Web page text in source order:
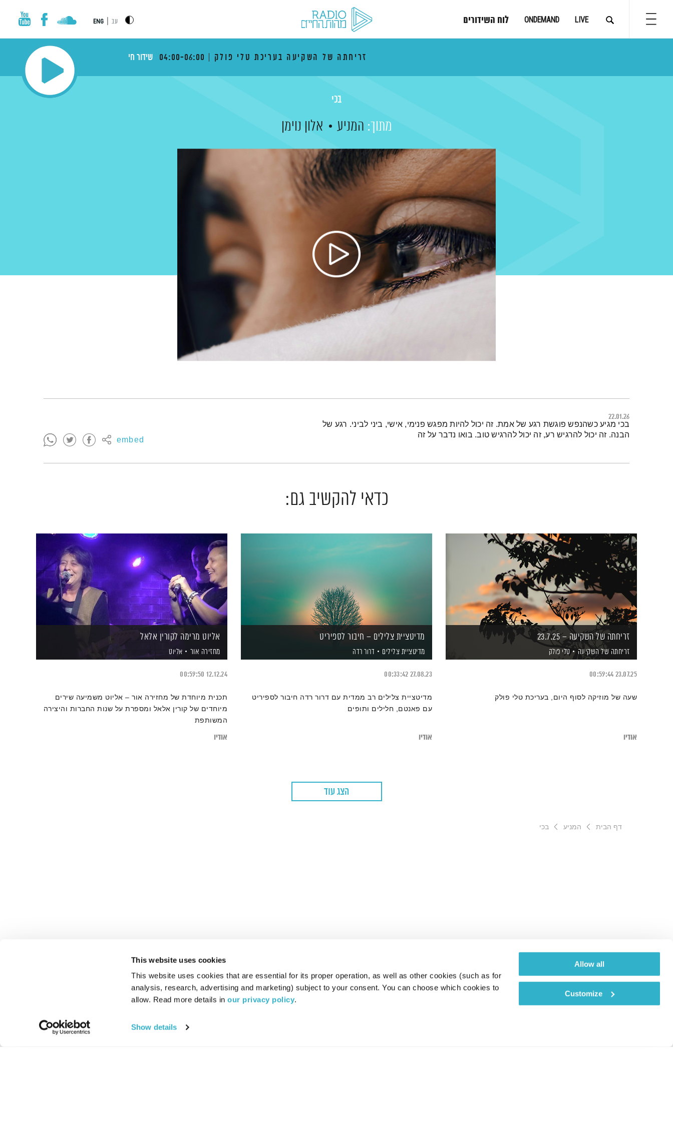
This website uses cookies
This website uses cookies that are essential for its proper operation, as well as other cookies (such as for
analysis, research, advertising and marketing) subject to your consent. You can choose which cookies to
allow. Read more details in our privacy policy.
Show details
Allow all
Customize
LIVE
ONDEMAND לוח השידורים עב ENG
זריחתה של השקיעה בעריכת טלי פולק 04:00-06:00 שידור חי
בכי
מתוך: המניע אלון נוימן
22.01.26
embed
תמצית הפודקאסט
בכי מגיע כשהנפש פוגשת רגע של אמת. זה יכול להיות מפגש פנימי, אישי, ביני לביני. רגע של
הבנה. זה יכול להרגיש רע, זה יכול להרגיש טוב. בואו נדבר על זה
כדאי להקשיב גם:
זריחתה של השקיעה – 23.7.25
זריחתה של השקיעה טלי פולק
23.07.25
00:59:44
שעה של מוזיקה לסוף היום, בעריכת טלי פולק
אודיו
מדיטציית צלילים – חיבור לספיריט
מדיטציית צלילים דרור רדה
27.08.23
00:33:42
מדיטציית צלילים רב ממדית עם דרור רדה חיבור לספיריט
עם פאנטם, חלילים ותופים
אודיו
אליוט מרימה לקורין אלאל
מחזירה אור אליוט
12.12.24
00:59:50
תכנית מיוחדת של מחזירה אור – אליוט משמיעה שירים
מיוחדים של קורין אלאל ומספרת על שנות החברות והיצירה
המשותפת
אודיו
הצג עוד
דף הבית המניע בכי